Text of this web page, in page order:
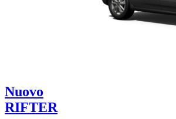
Nuovo
RIFTER